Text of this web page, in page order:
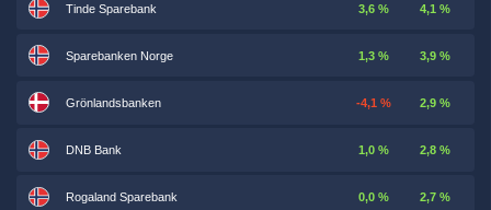
Tinde Sparebank 3,6 % 4,1 %
Sparebanken Norge 1,3 % 3,9 %
Grönlandsbanken -4,1 % 2,9 %
DNB Bank 1,0 % 2,8 %
Rogaland Sparebank 0,0 % 2,7 %